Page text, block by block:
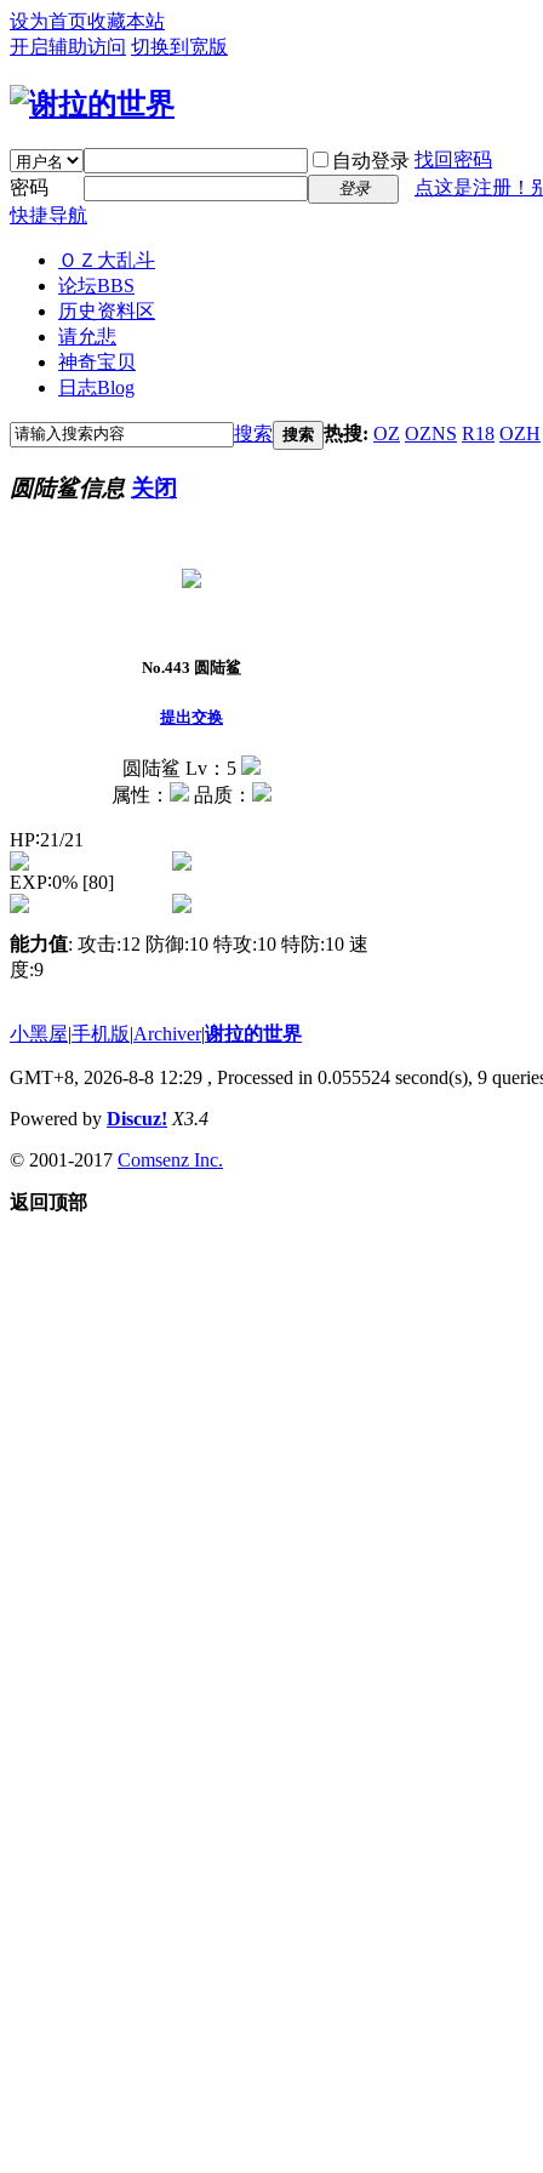
设为首页收藏本站
开启辅助访问 切换到宽版
自动登录 找回密码
密码
登录
点这是注册！
快捷导航
ＯＺ大乱斗
论坛BBS
历史资料区
请允悲
神奇宝贝
日志Blog
搜索 搜索 热搜: OZ OZNS R18 OZH
圆陆鲨信息 关闭
No.443 圆陆鲨
提出交换
圆陆鲨 Lv：5
属性：
品质：
HP∶21/21
EXP∶0% [80]
能力值: 攻击:12 防御:10 特攻:10 特防:10 速
度:9
小黑屋|手机版|Archiver|谢拉的世界
GMT+8, 2026-8-8 12:29 , Processed in 0.055524 second(s), 9
Powered by Discuz! X3.4
© 2001-2017 Comsenz Inc.
返回顶部